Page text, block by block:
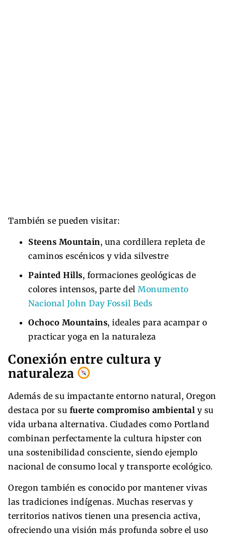
También se pueden visitar:
Steens Mountain, una cordillera repleta de
caminos escénicos y vida silvestre
Painted Hills, formaciones geológicas de
colores intensos, parte del Monumento
Nacional John Day Fossil Beds
Ochoco Mountains, ideales para acampar o
practicar yoga en la naturaleza
Conexión entre cultura y
naturaleza
Además de su impactante entorno natural, Oregon
destaca por su fuerte compromiso ambiental y su
vida urbana alternativa. Ciudades como Portland
combinan perfectamente la cultura hipster con
una sostenibilidad consciente, siendo ejemplo
nacional de consumo local y transporte ecológico.
Oregon también es conocido por mantener vivas
las tradiciones indígenas. Muchas reservas y
territorios nativos tienen una presencia activa,
ofreciendo una visión más profunda sobre el uso